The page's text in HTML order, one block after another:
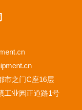
市之门C座16层
工业园正道路1号